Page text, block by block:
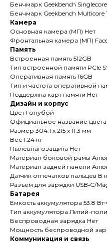
Бенчмарк Geekbench
Бенчмарк Geekbench Multicore
Камера
Основная камера (МП) Нет
Фронтальная камера (МП)
Память
Встроенная память 512GB
Тип встроенной памяти PCIe
Оперативная память 16GB
Тип и частота оперативной
Поддержка карт памяти Нет
Дизайн и корпус
Цвет Голубой
Официальное название цвета
Размер 304.1 x 215 x 11.3 мм
Вес 1.24 кг
Пылевлагозащита Нет
Материал боковой рамы
Материал задней панели
Датчик отпечатков пальцев В
Разъем для зарядки USB‑C/
Батарея
Емкость аккумулятора 53.8
Тип аккумулятора Литий-
Беспроводная зарядка Нет
Мощность беспроводной
Коммуникация и связь